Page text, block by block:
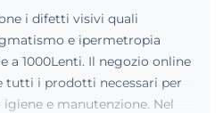
i difetti visivi quali
e ipermetropia
a 1000Lenti. Il negozio online
tutti i prodotti necessari per
e manutenzione. Nel